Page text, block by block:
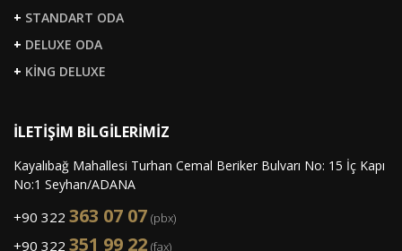
+ STANDART ODA
+ DELUXE ODA
+ KİNG DELUXE
İLETİŞİM BİLGİLERİMİZ
Kayalıbağ Mahallesi Turhan Cemal Beriker Bulvarı No: 15 İç Kapı
No:1 Seyhan/ADANA
+90 322 363 07 07 (pbx)
+90 322 351 99 22 (fax)